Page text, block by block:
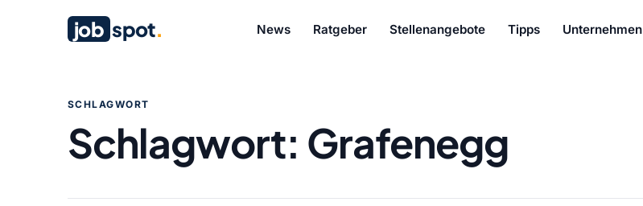
job spot. News Ratgeber Stellenangebote Tipps Unternehmen
SCHLAGWORT
Schlagwort: Grafenegg